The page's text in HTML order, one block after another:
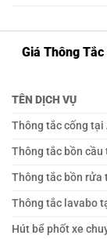
Giá Thông
TÊN DỊCH VỤ
Thông tắc cống tại
Thông tắc bồn cầu
Thông tắc bồn rửa
Thông tắc lavabo
Hút bể phốt xe